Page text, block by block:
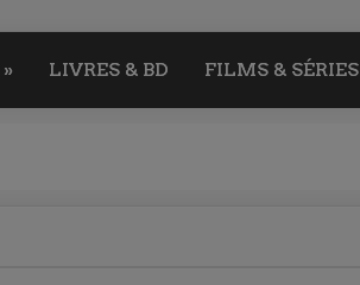
» LIVRES & BD FILMS & SÉRIES